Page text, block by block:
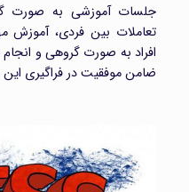
جلسات آموزشی به صورت
تعاملات بین فردی، آموزش
افراد به صورت گروهی و
ضامن موفقیت در فراگیری